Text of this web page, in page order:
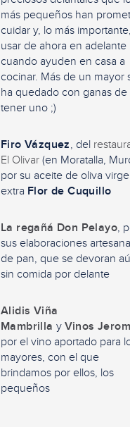
más pequeños han
cuidar y, lo más importante,
usar de ahora en adelante
cuando ayuden en casa a
cocinar. Más de un mayor
ha quedado con ganas de
tener uno ;)
Firo Vázquez, del
El Olivar (en Moratalla,
por su aceite de oliva
extra Flor de Cuquillo
La regañá Don Pelayo,
sus elaboraciones
de pan, que se devoran
sin comida por delante
Alidis Viña
Mambrilla y Vinos
por el vino aportado para
mayores, con el que
brindamos por ellos, los
pequeños